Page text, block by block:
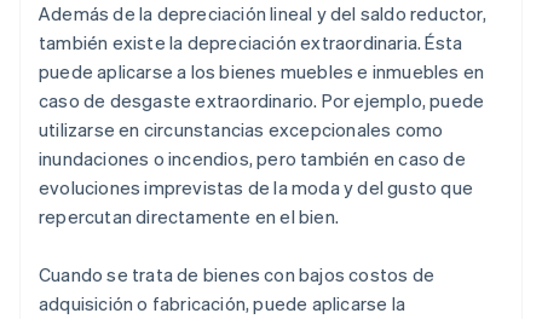
Además de la depreciación lineal y del saldo reductor,
también existe la depreciación extraordinaria. Ésta
puede aplicarse a los bienes muebles e inmuebles en
caso de desgaste extraordinario. Por ejemplo, puede
utilizarse en circunstancias excepcionales como
inundaciones o incendios, pero también en caso de
evoluciones imprevistas de la moda y del gusto que
repercutan directamente en el bien.
Cuando se trata de bienes con bajos costos de
adquisición o fabricación, puede aplicarse la